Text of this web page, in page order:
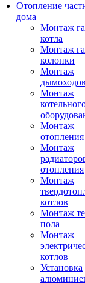
Отопление
дома
Монтаж
котла
Монтаж
колонки
Монтаж
Монтаж
Монтаж
отопления
Монтаж
отопления
Монтаж
котлов
Монтаж
пола
Монтаж
котлов
Установка